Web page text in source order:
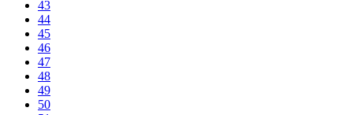
43
44
45
46
47
48
49
50